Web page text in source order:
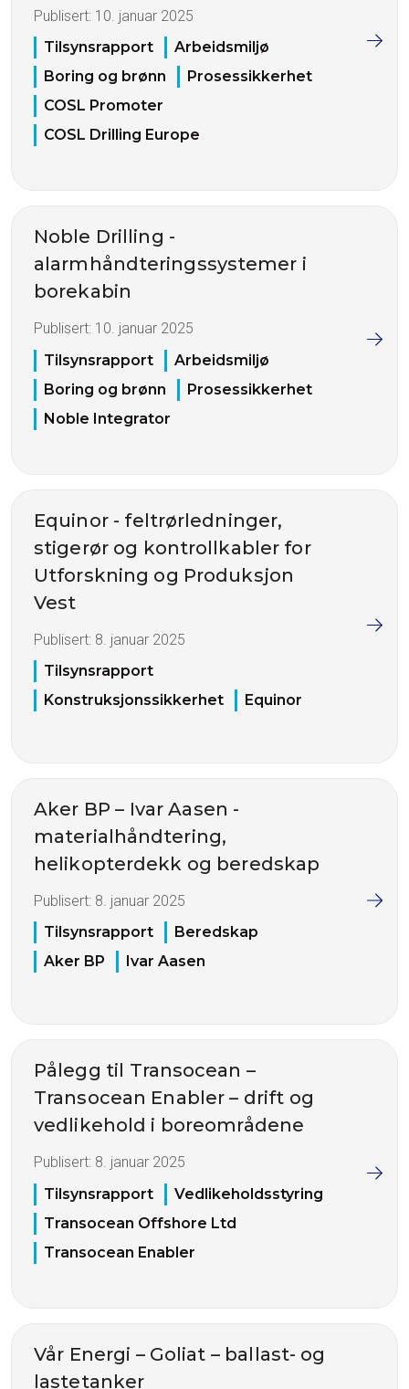
Publisert: 10. januar 2025
Tilsynsrapport
Arbeidsmiljø
Boring og brønn
Prosessikkerhet
COSL Promoter
COSL Drilling Europe
Noble Drilling -
alarmhåndteringssystemer i
borekabin
Publisert: 10. januar 2025
Tilsynsrapport
Arbeidsmiljø
Boring og brønn
Prosessikkerhet
Noble Integrator
Equinor - feltrørledninger,
stigerør og kontrollkabler for
Utforskning og Produksjon
Vest
Publisert: 8. januar 2025
Tilsynsrapport
Konstruksjonssikkerhet
Equinor
Aker BP – Ivar Aasen -
materialhåndtering,
helikopterdekk og beredskap
Publisert: 8. januar 2025
Tilsynsrapport
Beredskap
Aker BP
Ivar Aasen
Pålegg til Transocean –
Transocean Enabler – drift og
vedlikehold i boreområdene
Publisert: 8. januar 2025
Tilsynsrapport
Vedlikeholdsstyring
Transocean Offshore Ltd
Transocean Enabler
Vår Energi – Goliat – ballast- og
lastetanker